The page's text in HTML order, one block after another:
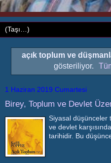
açık toplum ve
gösteriliyor.
1 Haziran 2019 Cumartesi
Birey, Toplum ve Devlet
Siyasal düşünceler
ve devlet
tarihidir. Bu